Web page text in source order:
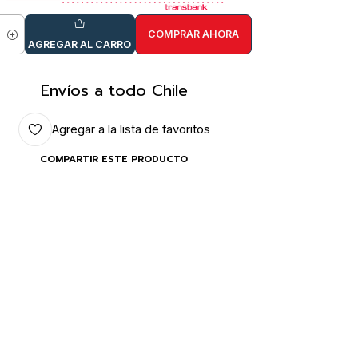
AGREGAR AL CARRO
COMPRAR AHORA
Envíos a todo Chile
Agregar a la lista de favoritos
COMPARTIR ESTE PRODUCTO